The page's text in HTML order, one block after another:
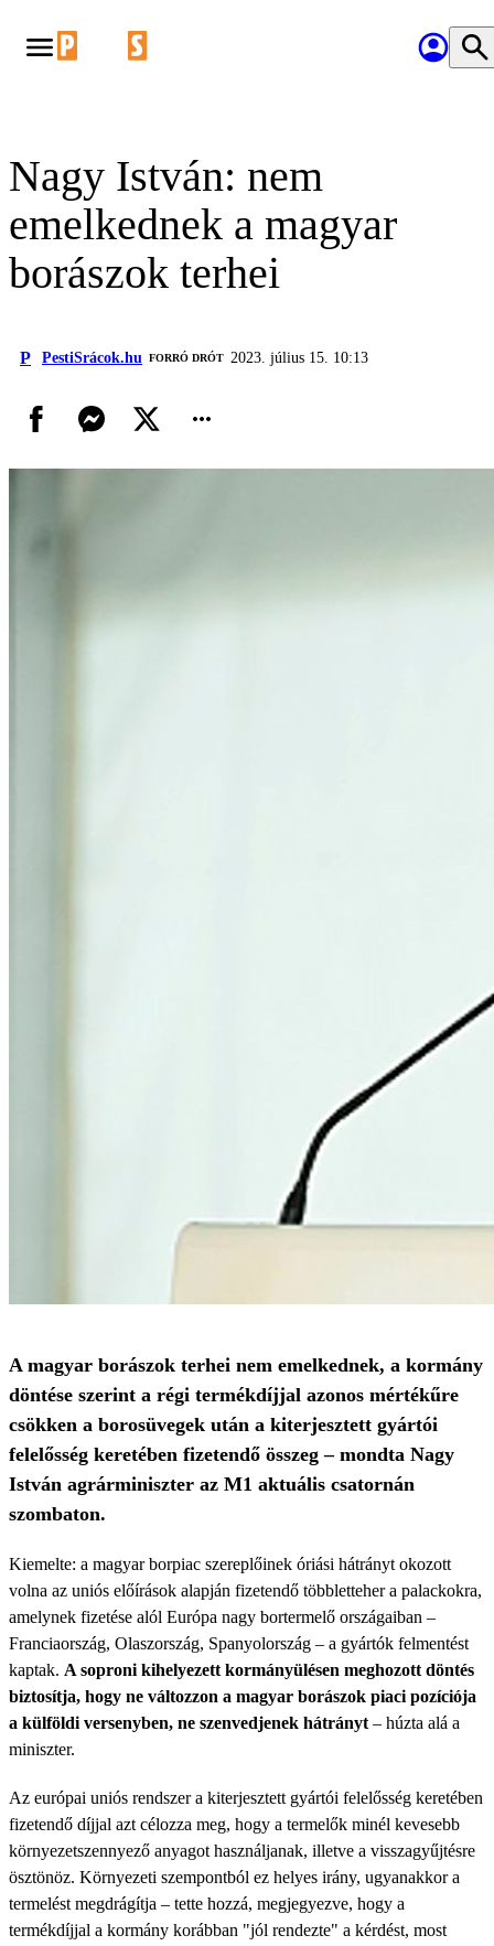
Nagy István: nem
emelkednek a magyar
borászok terhei
P PestiSrácok.hu FORRÓ DRÓT 2023. július 15. 10:13
A magyar borászok terhei nem emelkednek, a kormány
döntése szerint a régi termékdíjjal azonos mértékűre
csökken a borosüvegek után a kiterjesztett gyártói
felelősség keretében fizetendő összeg – mondta Nagy
István agrárminiszter az M1 aktuális csatornán
szombaton.
Kiemelte: a magyar borpiac szereplőinek óriási hátrányt okozott
volna az uniós előírások alapján fizetendő többletteher a palackokra,
amelynek fizetése alól Európa nagy bortermelő országaiban –
Franciaország, Olaszország, Spanyolország – a gyártók felmentést
kaptak. A soproni kihelyezett kormányülésen meghozott döntés
biztosítja, hogy ne változzon a magyar borászok piaci pozíciója
a külföldi versenyben, ne szenvedjenek hátrányt – húzta alá a
miniszter.
Az európai uniós rendszer a kiterjesztett gyártói felelősség keretében
fizetendő díjjal azt célozza meg, hogy a termelők minél kevesebb
környezetszennyező anyagot használjanak, illetve a visszagyűjtésre
ösztönöz. Környezeti szempontból ez helyes irány, ugyanakkor a
termelést megdrágítja – tette hozzá, megjegyezve, hogy a
termékdíjjal a kormány korábban "jól rendezte" a kérdést, most